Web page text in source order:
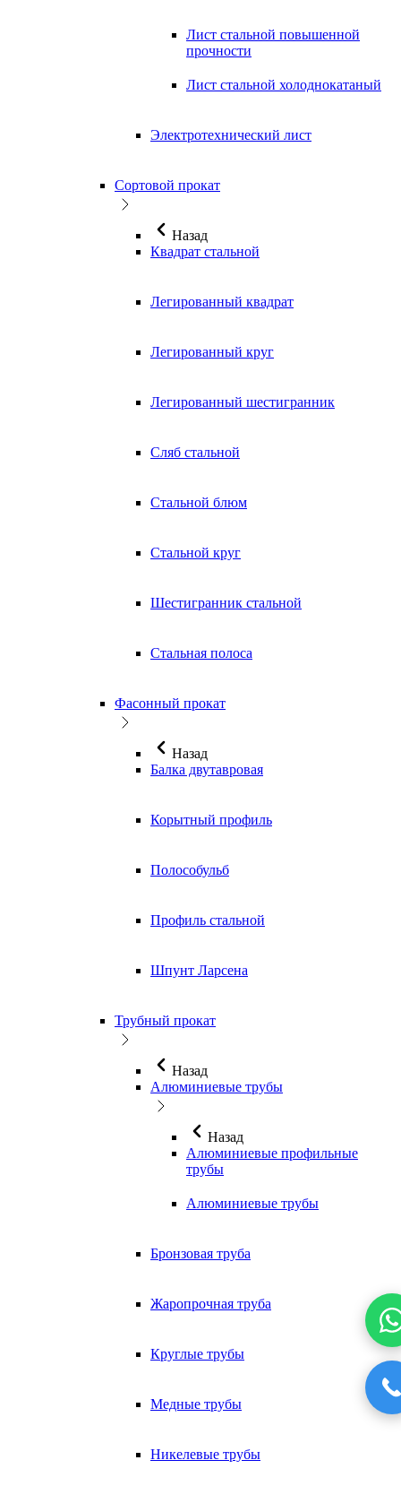
Лист стальной повышенной
прочности
Лист стальной холоднокатаный
Электротехнический лист
Сортовой прокат
Назад
Квадрат стальной
Легированный квадрат
Легированный круг
Легированный шестигранник
Сляб стальной
Стальной блюм
Стальной круг
Шестигранник стальной
Стальная полоса
Фасонный прокат
Назад
Балка двутавровая
Корытный профиль
Полособульб
Профиль стальной
Шпунт Ларсена
Трубный прокат
Назад
Алюминиевые трубы
Назад
Алюминиевые профильные
трубы
Алюминиевые трубы
Бронзовая труба
Жаропрочная труба
Круглые трубы
Медные трубы
Никелевые трубы